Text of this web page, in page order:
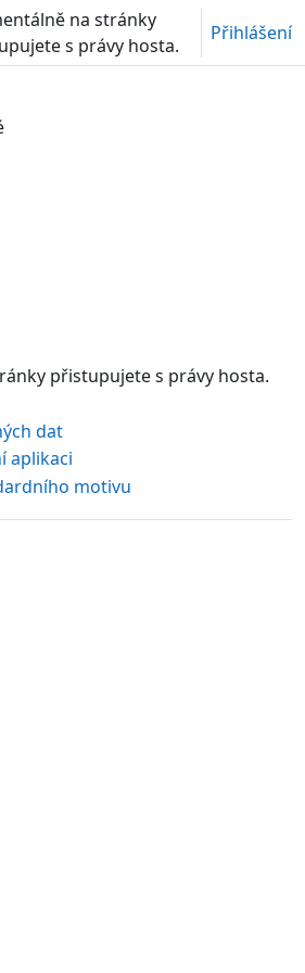
na stránky
s právy hosta.
Přihlášení
přistupujete s právy hosta.
dat
aplikaci
motivu